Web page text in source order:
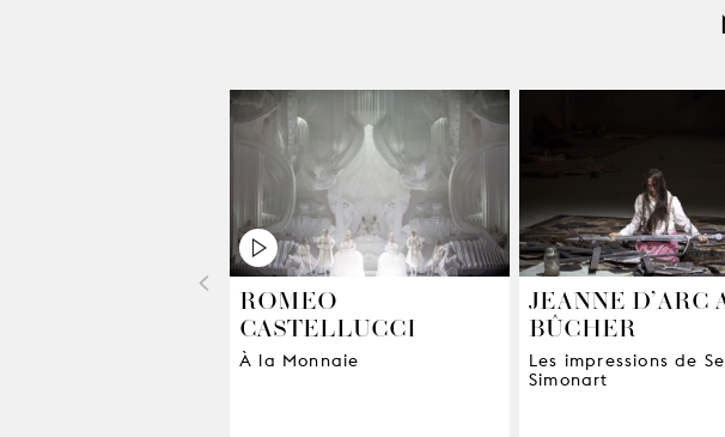
< ROMEO
CASTELLUCCI
À la Monnaie
JEANNE D’ARC
BÛCHER
Les impressions de
Simonart